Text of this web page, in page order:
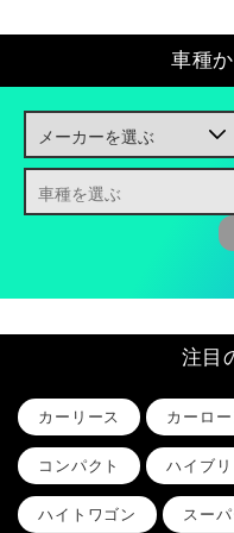
車種
注目
カーリース カーロー
コンパクト ハイブ
ハイトワゴン スー